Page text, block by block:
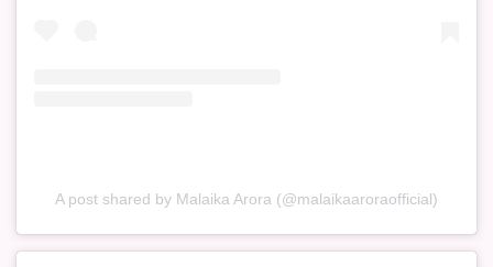
A post shared by Malaika Arora (@malaikaaroraofficial)